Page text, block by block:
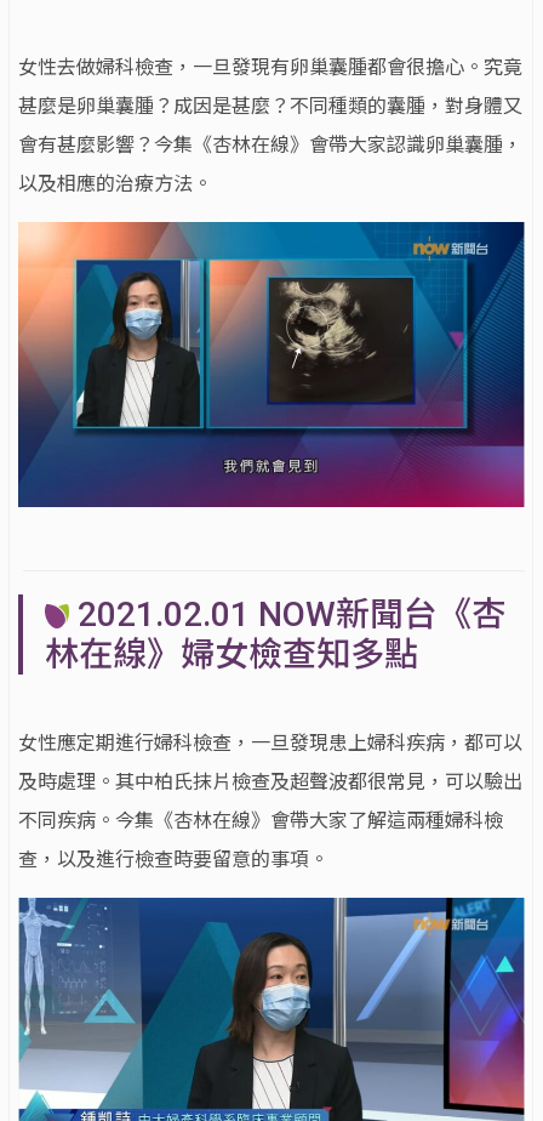
女性去做婦科檢查，一旦發現有卵巢囊腫都會很擔心。究竟
甚麼是卵巢囊腫？成因是甚麼？不同種類的囊腫，對身體又
會有甚麼影響？今集《杏林在線》會帶大家認識卵巢囊腫，
以及相應的治療方法。
2021.02.01 NOW新聞台《杏
林在線》婦女檢查知多點
女性應定期進行婦科檢查，一旦發現患上婦科疾病，都可以
及時處理。其中柏氏抹片檢查及超聲波都很常見，可以驗出
不同疾病。今集《杏林在線》會帶大家了解這兩種婦科檢
查，以及進行檢查時要留意的事項。